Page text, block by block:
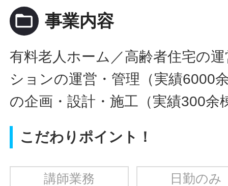
folder_open 事業内容
有料老人ホーム／高齢者住宅の
ションの運営・管理（実績6000
の企画・設計・施工（実績300余
こだわりポイント！
講師業務 日勤のみ